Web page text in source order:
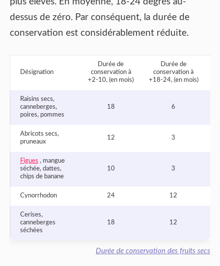
dessus de zéro. Par conséquent, la durée de
conservation est considérablement réduite.
Désignation
Durée de
conservation à
+2-10, (en mois)
Durée de
conservation à
+18-24, (en mois)
Raisins secs,
canneberges,
poires, pommes
18 6
Abricots secs,
pruneaux
12 3
Figues , mangue
séchée, dattes,
chips de banane
10 3
Cynorrhodon 24 12
Cerises,
canneberges
séchées
18 12
Durée de conservation des fruits secs